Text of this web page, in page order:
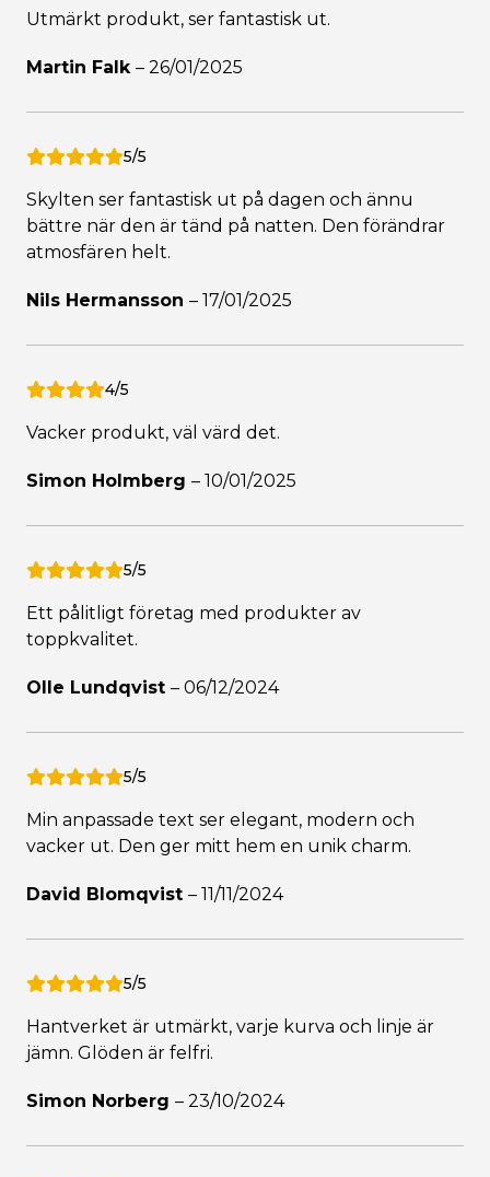
Utmärkt produkt, ser fantastisk ut.
Martin Falk – 26/01/2025
5/5
Skylten ser fantastisk ut på dagen och ännu
bättre när den är tänd på natten. Den förändrar
atmosfären helt.
Nils Hermansson – 17/01/2025
4/5
Vacker produkt, väl värd det.
Simon Holmberg – 10/01/2025
5/5
Ett pålitligt företag med produkter av
toppkvalitet.
Olle Lundqvist – 06/12/2024
5/5
Min anpassade text ser elegant, modern och
vacker ut. Den ger mitt hem en unik charm.
David Blomqvist – 11/11/2024
5/5
Hantverket är utmärkt, varje kurva och linje är
jämn. Glöden är felfri.
Simon Norberg – 23/10/2024